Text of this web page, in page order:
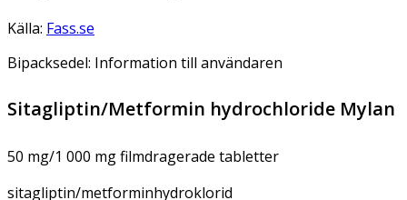
Källa: Fass.se
Bipacksedel: Information till användaren
Sitagliptin/Metformin hydrochloride Mylan
50 mg/1 000 mg filmdragerade tabletter
sitagliptin/metforminhydroklorid